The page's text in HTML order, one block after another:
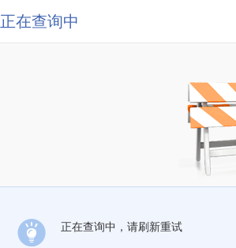
正在查询中
正在查询中，请刷新重试